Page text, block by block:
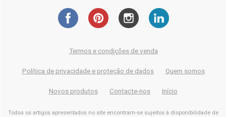
Termos e condições de venda
Política de privacidade e proteção de dados Quem somos
Novos produtos Contacte-nos Início
Todos os artigos apresentados no site encontram-se sujeitos à disponibilidade de